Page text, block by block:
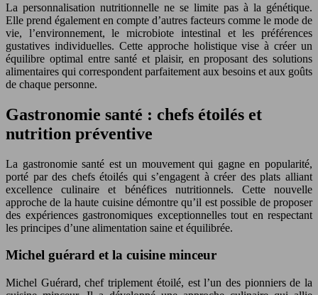
La personnalisation nutritionnelle ne se limite pas à la génétique.
Elle prend également en compte d’autres facteurs comme le mode de
vie, l’environnement, le microbiote intestinal et les préférences
gustatives individuelles. Cette approche holistique vise à créer un
équilibre optimal entre santé et plaisir, en proposant des solutions
alimentaires qui correspondent parfaitement aux besoins et aux goûts
de chaque personne.
Gastronomie santé : chefs étoilés et
nutrition préventive
La gastronomie santé est un mouvement qui gagne en popularité,
porté par des chefs étoilés qui s’engagent à créer des plats alliant
excellence culinaire et bénéfices nutritionnels. Cette nouvelle
approche de la haute cuisine démontre qu’il est possible de proposer
des expériences gastronomiques exceptionnelles tout en respectant
les principes d’une alimentation saine et équilibrée.
Michel guérard et la cuisine minceur
Michel Guérard, chef triplement étoilé, est l’un des pionniers de la